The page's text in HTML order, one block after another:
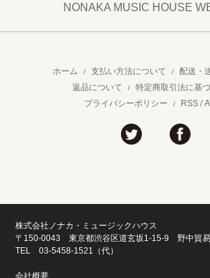
NONAKA MUSIC HOUSE
ホーム / 支払い方法について / 配送・
返品について / 特定商取引法に基
プライバシーポリシー / RSS /
株式会社ノナカ・ミュージックハウス
〒150-0043 東京都渋谷区道玄坂1-15-9 野中貿
TEL 03-5458-1521（代）